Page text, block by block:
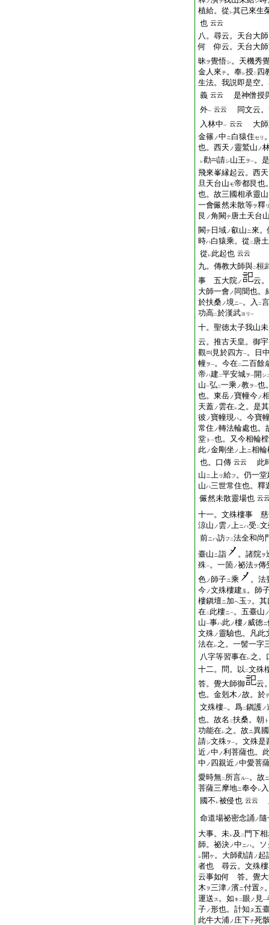
植給。從 レ其已來生
也 云云
八。尋云。天台大
何 仰云。天台大
昧ヲ覺悟シ。天機秀
金人來テ。奉レ授二 四
生法。我説即是空
義 云云
是神僧授
外一 云云
同文云。
入林中一 云云
大師
金篠ノ中ニ白猿住セリ
也。西天 ノ 靈鷲山 ノ
レ勸 請シ山王 ヲ一。
飛來峯縁起云。西天
旦天台山モ帝都艮也
也。故三國相承靈山
一會儼然未散等ヲ釋
艮 ノ角闕テ唐土天台
闕テ 日域ノ叡山ニ來。
時ハ白猿乘。從 二 唐土
從 レ此起也 云云
九。傳教大師與二桓
事 五大院ノ
云
大師一會ノ 同聞也。
於扶桑 ノ境ニ一。入 二
功高二於漢武ヨリ 一
十。聖徳太子我山
云。推古天皇。御
觀
見於四方一。日
幢ヲ一。今在二二百餘
帝ハ建 二平安城ヲ一開 シ
山一弘二一乘 ノ教ヲ一也
也。東岳ノ寶幢今ノ
天蓋ノ 雲在レ之。是
彼 ノ寶幢現ハ。今寶
常住 ノ轉法輪處也。
堂 ト 一也。又今相輪樘
此ノ金剛坐 ノ上ニ相輪
也。口傳 云云
此
山ニ上 リ 給フ 。仍一堂
山ハ三世常住也。釋
儼然未散靈場也 云
十一。文殊樓事 慈
涼山 ノ 雲ノ上ニハ受 二
前ニハ訪フ 二法全和尚
臺山ニ詣 。諸院ヲ
殊一。一箇ノ祕法ヲ傳
色ノ師子ニ乘
。法
今ノ文殊樓建玉 。師
樓鎭壇ニ加ヘ玉 フ 。
在二 此樓ニ一。五臺山 ノ
山一事ハ此ノ樓ノ 威徳ニ
文殊ノ 靈驗也。凡此
法在レ之。一髻一字
八字等習事在レ之。
十二。問。以 二文殊
答。覺大師御
云
也。金剋木 ノ故。於
文殊樓一。爲二鎭護ノ
也。故名 二扶桑。朝 ト
功能在レ之。故ニ異
請シ文殊ヲ一。文殊是
近 ノ中 ノ利菩薩也。
中 ノ 四親近 ノ中愛菩
愛時無二 所言ル一。故ニ
菩薩三摩地ニ奉令レ
國不 レ被侵也 云云
命道場祕密念誦ノ
大事。未レ及 二 門下
師。祕決ノ中ニハ。
レ開 ケ。大師勸請ノ 起
者也 尋云。文殊樓
云事如何 答。覺大
木 ヲ三津ノ濱ニ付置ク
運送 ス 。如キ 二 眼 ノ 見一
子ノ形也。計知 ヌ五
此牛大浦ノ 庄下テ死